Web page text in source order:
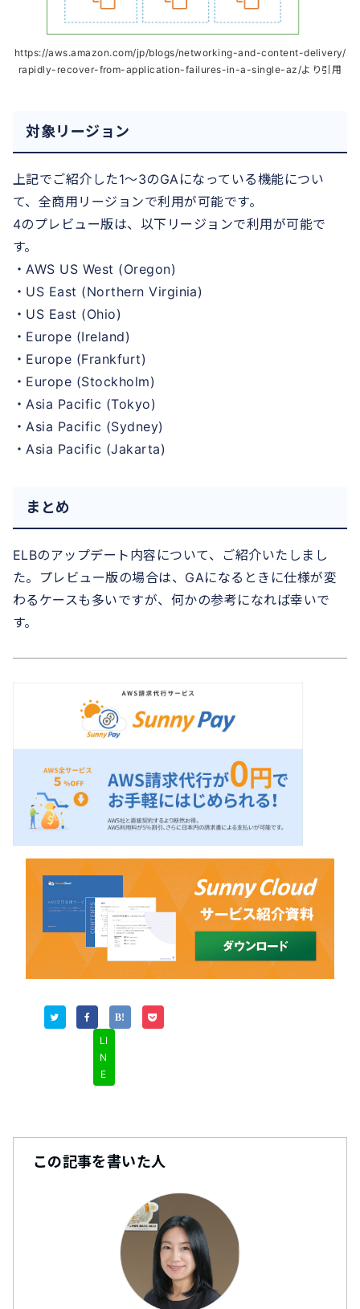
https://aws.amazon.com/jp/blogs/networking-and-content-delivery/
rapidly-recover-from-application-failures-in-a-single-az/より引用
対象リージョン
上記でご紹介した1～3のGAになっている機能につい
て、全商用リージョンで利用が可能です。
4のプレビュー版は、以下リージョンで利用が可能で
す。
・AWS US West (Oregon)
・US East (Northern Virginia)
・US East (Ohio)
・Europe (Ireland)
・Europe (Frankfurt)
・Europe (Stockholm)
・Asia Pacific (Tokyo)
・Asia Pacific (Sydney)
・Asia Pacific (Jakarta)
まとめ
ELBのアップデート内容について、ご紹介いたしまし
た。プレビュー版の場合は、GAになるときに仕様が変
わるケースも多いですが、何かの参考になれば幸いで
す。
LI
N
E
この記事を書いた人